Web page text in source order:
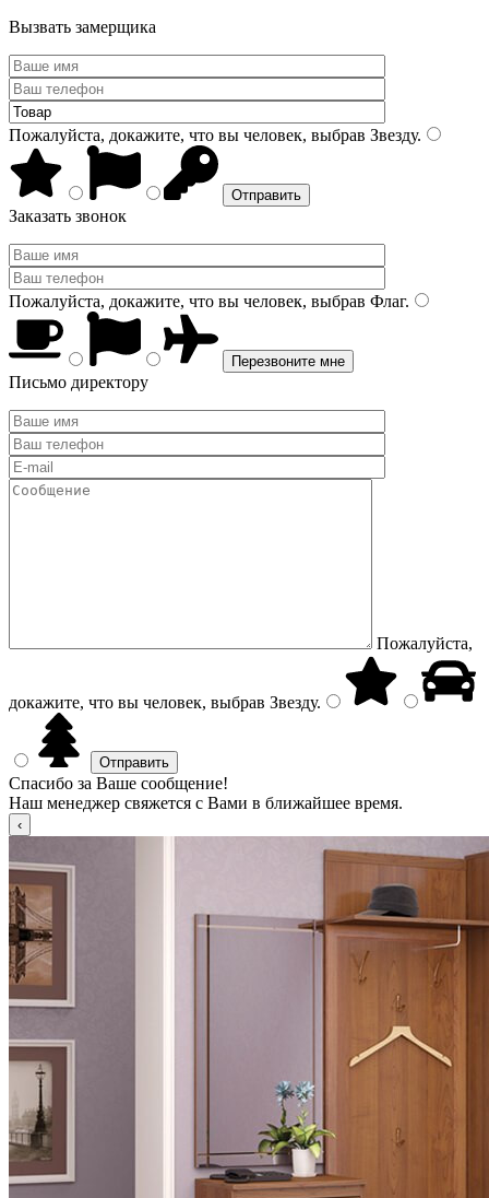
Вызвать замерщика
Пожалуйста, докажите, что вы человек, выбрав Звезду.
Заказать звонок
Пожалуйста, докажите, что вы человек, выбрав Флаг.
Письмо директору
Пожалуйста,
докажите, что вы человек, выбрав Звезду.
Спасибо за Ваше сообщение!
Наш менеджер свяжется с Вами в ближайшее время.